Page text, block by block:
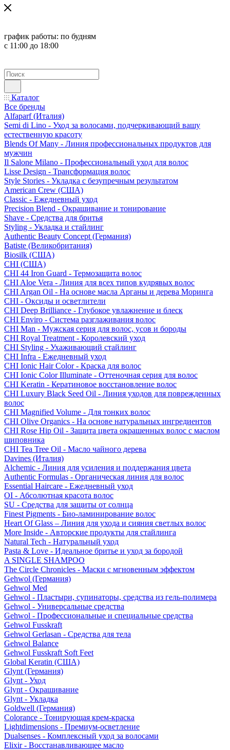
график работы: по будням
с 11:00 до 18:00
Каталог
Все бренды
Alfaparf (Италия)
Semi di Lino - Уход за волосами, подчеркивающий вашу
естественную красоту
Blends Of Many - Линия профессиональных продуктов для
мужчин
Il Salone Milano - Профессиональный уход для волос
Lisse Design - Трансформация волос
Style Stories - Укладка с безупречным результатом
American Crew (США)
Classic - Ежедневный уход
Precision Blend - Окрашивание и тонирование
Shave - Средства для бритья
Styling - Укладка и стайлинг
Authentic Beauty Concept (Германия)
Batiste (Великобритания)
Biosilk (США)
CHI (США)
CHI 44 Iron Guard - Термозащита волос
CHI Aloe Vera - Линия для всех типов кудрявых волос
CHI Argan Oil - На основе масла Арганы и дерева Моринга
CHI - Оксиды и осветлители
CHI Deep Brilliance - Глубокое увлажнение и блеск
CHI Enviro - Система разглаживания волос
CHI Man - Мужская серия для волос, усов и бороды
CHI Royal Treatment - Королевский уход
CHI Styling - Ухаживающий стайлинг
CHI Infra - Ежедневный уход
CHI Ionic Hair Color - Краска для волос
CHI Ionic Color Illuminate - Оттеночная серия для волос
CHI Keratin - Кератиновое восстановление волос
CHI Luxury Black Seed Oil - Линия уходов для поврежденных
волос
CHI Magnified Volume - Для тонких волос
CHI Olive Organics - На основе натуральных ингредиентов
CHI Rose Hip Oil - Защита цвета окрашенных волос с маслом
шиповника
CHI Tea Tree Oil - Масло чайного дерева
Davines (Италия)
Alchemic - Линия для усиления и поддержания цвета
Authentic Formulas - Органическая линия для волос
Essential Haircare - Eжедневный уход
OI - Абсолютная красота волос
SU - Средства для защиты от солнца
Finest Pigments - Био-ламинирование волос
Heart Of Glass – Линия для ухода и сияния светлых волос
More Inside - Авторские продукты для стайлинга
Natural Tech - Натуральный уход
Pasta & Love - Идеальное бритье и уход за бородой
A SINGLE SHAMPOO
The Circle Chronicles - Маски с мгновенным эффектом
Gehwol (Германия)
Gehwol Med
Gehwol - Пластыри, супинаторы, средства из гель-полимера
Gehwol - Универсальные средства
Gehwol - Профессиональные и специальные средства
Gehwol Fusskraft
Gehwol Gerlasan - Средства для тела
Gehwol Balance
Gehwol Fusskraft Soft Feet
Global Keratin (США)
Glynt (Германия)
Glynt - Уход
Glynt - Окрашивание
Glynt - Укладка
Goldwell (Германия)
Colorance - Тонирующая крем-краска
Lightdimensions - Премиум-осветление
Dualsenses - Комплексный уход за волосами
Elixir - Восстанавливающее масло